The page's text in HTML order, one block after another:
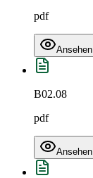
pdf
Ansehen
B02.08
pdf
Ansehen